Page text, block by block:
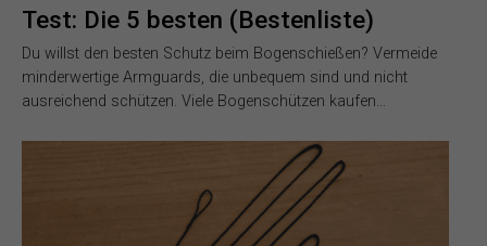
Test: Die 5 besten (Bestenliste)
Du willst den besten Schutz beim Bogenschießen? Vermeide
minderwertige Armguards, die unbequem sind und nicht
ausreichend schützen. Viele Bogenschützen kaufen…